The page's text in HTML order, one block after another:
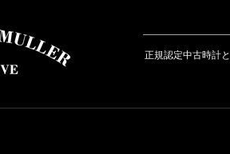
正規認定中古時計